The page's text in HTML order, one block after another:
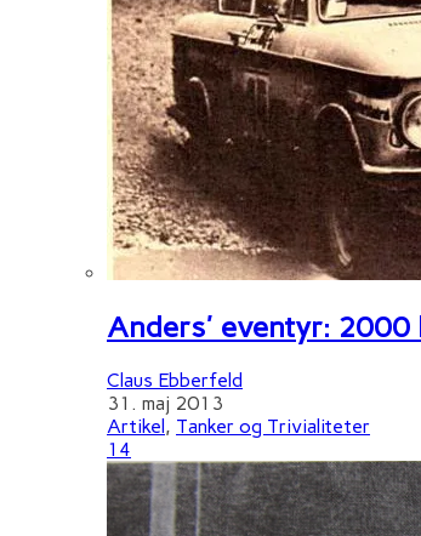
Anders' eventyr: 2000
Claus Ebberfeld
31. maj 2013
Artikel , Tanker og Trivialiteter
14